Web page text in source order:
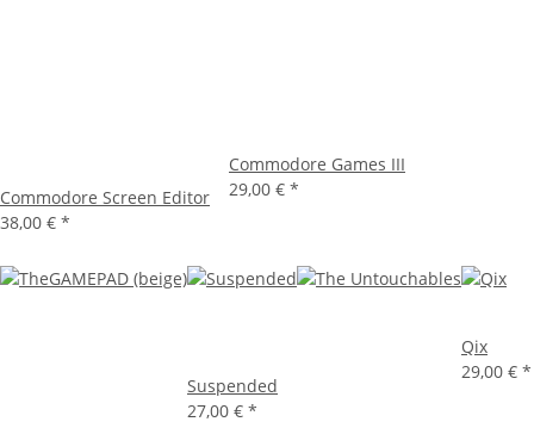
Commodore Screen Editor
38,00 € *
Commodore Games III
29,00 € *
Suspended
27,00 € *
Qix
29,00 € *